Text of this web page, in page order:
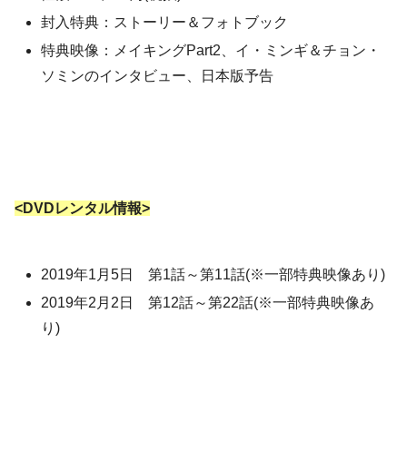
封入特典：ストーリー＆フォトブック
特典映像：メイキングPart2、イ・ミンギ＆チョン・
ソミンのインタビュー、日本版予告
<DVDレンタル情報>
2019年1月5日 第1話～第11話(※一部特典映像あり)
2019年2月2日 第12話～第22話(※一部特典映像あ
り)